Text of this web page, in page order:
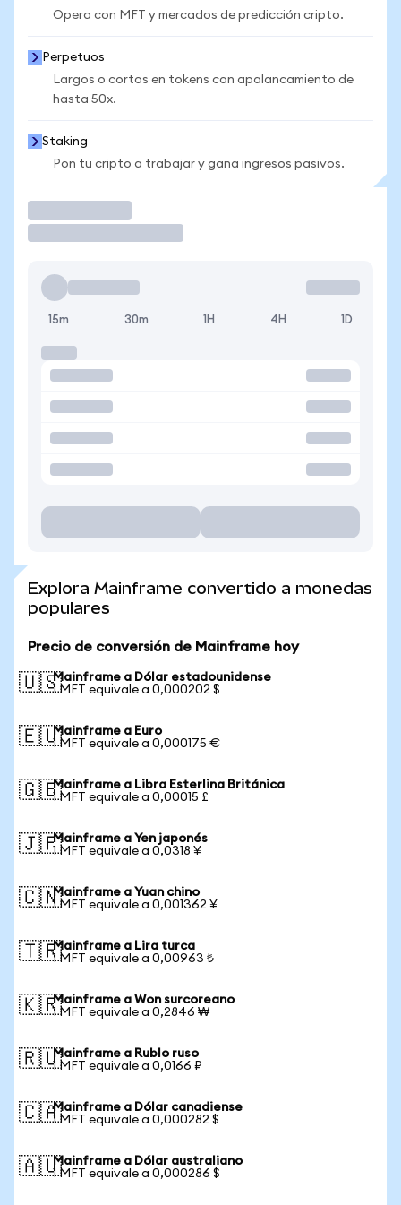
Opera con MFT y mercados de predicción cripto.
Perpetuos
Largos o cortos en tokens con apalancamiento de
hasta 50x.
Staking
Pon tu cripto a trabajar y gana ingresos pasivos.
15m 30m 1H 4H 1D
Explora Mainframe convertido a monedas
populares
Precio de conversión de Mainframe hoy
🇺🇸Mainframe a Dólar estadounidense
1 MFT equivale a 0,000202 $
🇪🇺Mainframe a Euro
1 MFT equivale a 0,000175 €
🇬🇧Mainframe a Libra Esterlina Británica
1 MFT equivale a 0,00015 £
🇯🇵Mainframe a Yen japonés
1 MFT equivale a 0,0318 ¥
🇨🇳Mainframe a Yuan chino
1 MFT equivale a 0,001362 ¥
🇹🇷Mainframe a Lira turca
1 MFT equivale a 0,00963 ₺
🇰🇷Mainframe a Won surcoreano
1 MFT equivale a 0,2846 ₩
🇷🇺Mainframe a Rublo ruso
1 MFT equivale a 0,0166 ₽
🇨🇦Mainframe a Dólar canadiense
1 MFT equivale a 0,000282 $
🇦🇺Mainframe a Dólar australiano
1 MFT equivale a 0,000286 $